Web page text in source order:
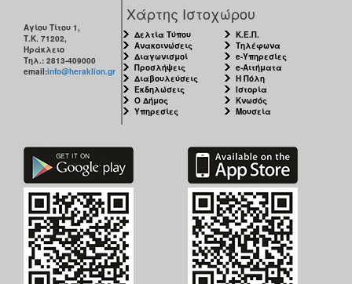
Αγίου Τίτου 1,
Τ.Κ. 71202,
Ηράκλειο
Τηλ.: 2813-409000
email:info@heraklion.gr
Χάρτης Ιστοχώρου
Δελτία Τύπου
Ανακοινώσεις
Διαγωνισμοί
Προσλήψεις
Διαβουλεύσεις
Εκδηλώσεις
Ο Δήμος
Υπηρεσίες
Κ.Ε.Π.
Τηλέφωνα
e-Υπηρεσίες
e-Αιτήματα
Η Πόλη
Ιστορία
Κνωσός
Μουσεία